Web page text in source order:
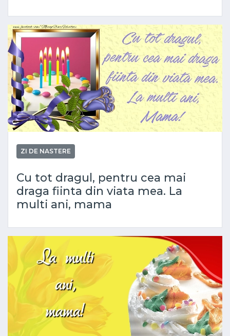
ZI DE NASTERE
Cu tot dragul, pentru cea mai
draga fiinta din viata mea. La
multi ani, mama